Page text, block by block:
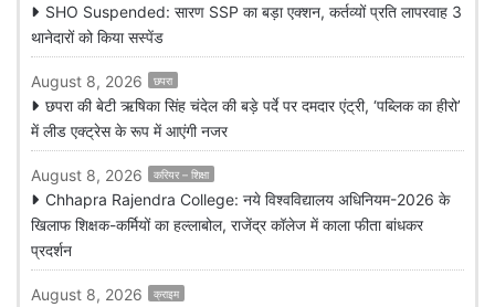
SHO Suspended: सारण SSP का बड़ा एक्शन, कर्तव्यों प्रति लापरवाह 3
थानेदारों को किया सस्पेंड
August 8, 2026 छपरा
छपरा की बेटी ऋषिका सिंह चंदेल की बड़े पर्दे पर दमदार एंट्री, ‘पब्लिक का हीरो’
में लीड एक्ट्रेस के रूप में आएंगी नजर
August 8, 2026 करियर – शिक्षा
Chhapra Rajendra College: नये विश्वविद्यालय अधिनियम-2026 के
खिलाफ शिक्षक-कर्मियों का हल्लाबोल, राजेंद्र कॉलेज में काला फीता बांधकर
प्रदर्शन
August 8, 2026 क्राइम